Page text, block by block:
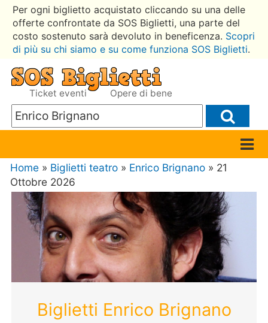
Per ogni biglietto acquistato cliccando su una delle
offerte confrontate da SOS Biglietti, una parte del
costo sostenuto sarà devoluto in beneficenza. Scopri
di più su chi siamo e su come funziona SOS Biglietti.
Ticket eventi Opere di bene
Home » Biglietti teatro » Enrico Brignano » 21
Ottobre 2026
Biglietti Enrico Brignano